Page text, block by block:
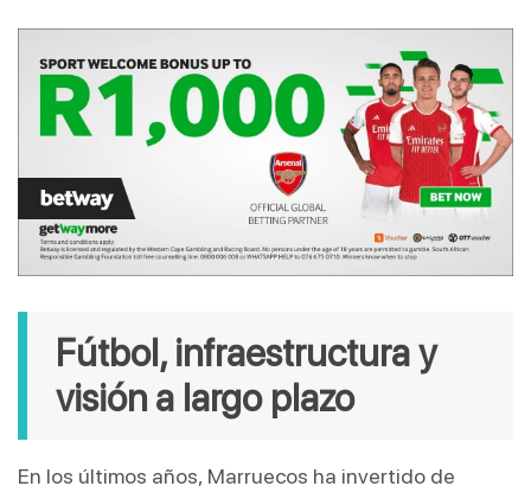
Fútbol, infraestructura y
visión a largo plazo
En los últimos años, Marruecos ha invertido de